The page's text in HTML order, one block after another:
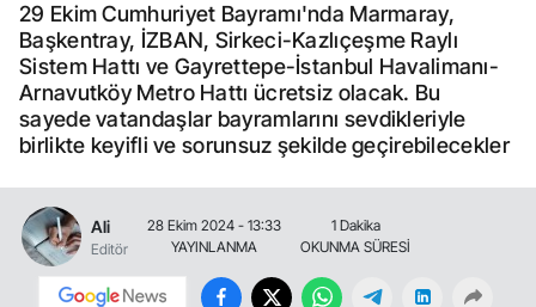
29 Ekim Cumhuriyet Bayramı'nda Marmaray,
Başkentray, İZBAN, Sirkeci-Kazlıçeşme Raylı
Sistem Hattı ve Gayrettepe-İstanbul Havalimanı-
Arnavutköy Metro Hattı ücretsiz olacak. Bu
sayede vatandaşlar bayramlarını sevdikleriyle
birlikte keyifli ve sorunsuz şekilde geçirebilecekler
Ali
Editör
28 Ekim 2024 - 13:33
YAYINLANMA
1 Dakika
OKUNMA SÜRESİ